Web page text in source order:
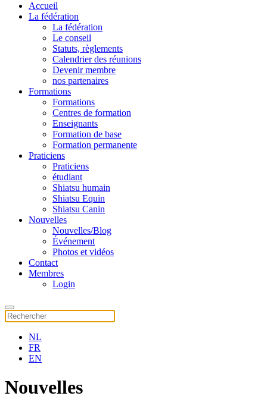
Accueil
La fédération
La fédération
Le conseil
Statuts, règlements
Calendrier des réunions
Devenir membre
nos partenaires
Formations
Formations
Centres de formation
Enseignants
Formation de base
Formation permanente
Praticiens
Praticiens
étudiant
Shiatsu humain
Shiatsu Equin
Shiatsu Canin
Nouvelles
Nouvelles/Blog
Événement
Photos et vidéos
Contact
Membres
Login
NL
FR
EN
Nouvelles